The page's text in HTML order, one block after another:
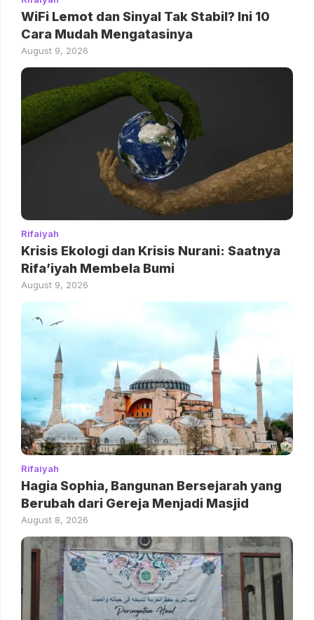
WiFi Lemot dan Sinyal Tak Stabil? Ini 10
Cara Mudah Mengatasinya
August 9, 2026
Rifaiyah
Krisis Ekologi dan Krisis Nurani: Saatnya
Rifa’iyah Membela Bumi
August 9, 2026
Rifaiyah
Hagia Sophia, Bangunan Bersejarah yang
Berubah dari Gereja Menjadi Masjid
August 8, 2026